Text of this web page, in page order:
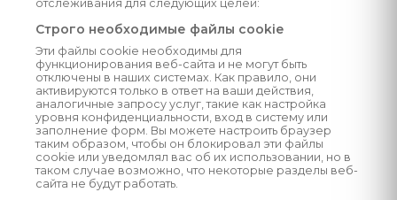
отслеживания для следующих целей:
Строго необходимые файлы cookie
Эти файлы cookie необходимы для
функционирования веб-сайта и не могут быть
отключены в наших системах. Как правило, они
активируются только в ответ на ваши действия,
аналогичные запросу услуг, такие как настройка
уровня конфиденциальности, вход в систему или
заполнение форм. Вы можете настроить браузер
таким образом, чтобы он блокировал эти файлы
cookie или уведомлял вас об их использовании, но в
таком случае возможно, что некоторые разделы веб-
сайта не будут работать.